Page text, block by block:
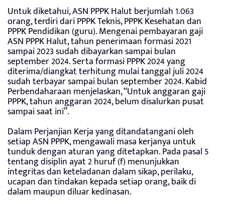
Untuk diketahui, ASN PPPK Halut berjumlah 1.063
orang, terdiri dari PPPK Teknis, PPPK Kesehatan dan
PPPK Pendidikan (guru). Mengenai pembayaran gaji
ASN PPPK Halut, tahun penerimaan formasi 2021
sampai 2023 sudah dibayarkan sampai bulan
september 2024. Serta formasi PPPK 2024 yang
diterima/diangkat terhitung mulai tanggal juli 2024
sudah terbayar sampai bulan september 2024. Kabid
Perbendaharaan menjelaskan, “Untuk anggaran gaji
PPPK, tahun anggaran 2024, belum disalurkan pusat
sampai saat ini”.
Dalam Perjanjian Kerja yang ditandatangani oleh
setiap ASN PPPK, mengawali masa kerjanya untuk
tunduk dengan aturan yang ditetapkan. Pada pasal 5
tentang disiplin ayat 2 huruf (f) menunjukkan
integritas dan keteladanan dalam sikap, perilaku,
ucapan dan tindakan kepada setiap orang, baik di
dalam maupun diluar kedinasan.